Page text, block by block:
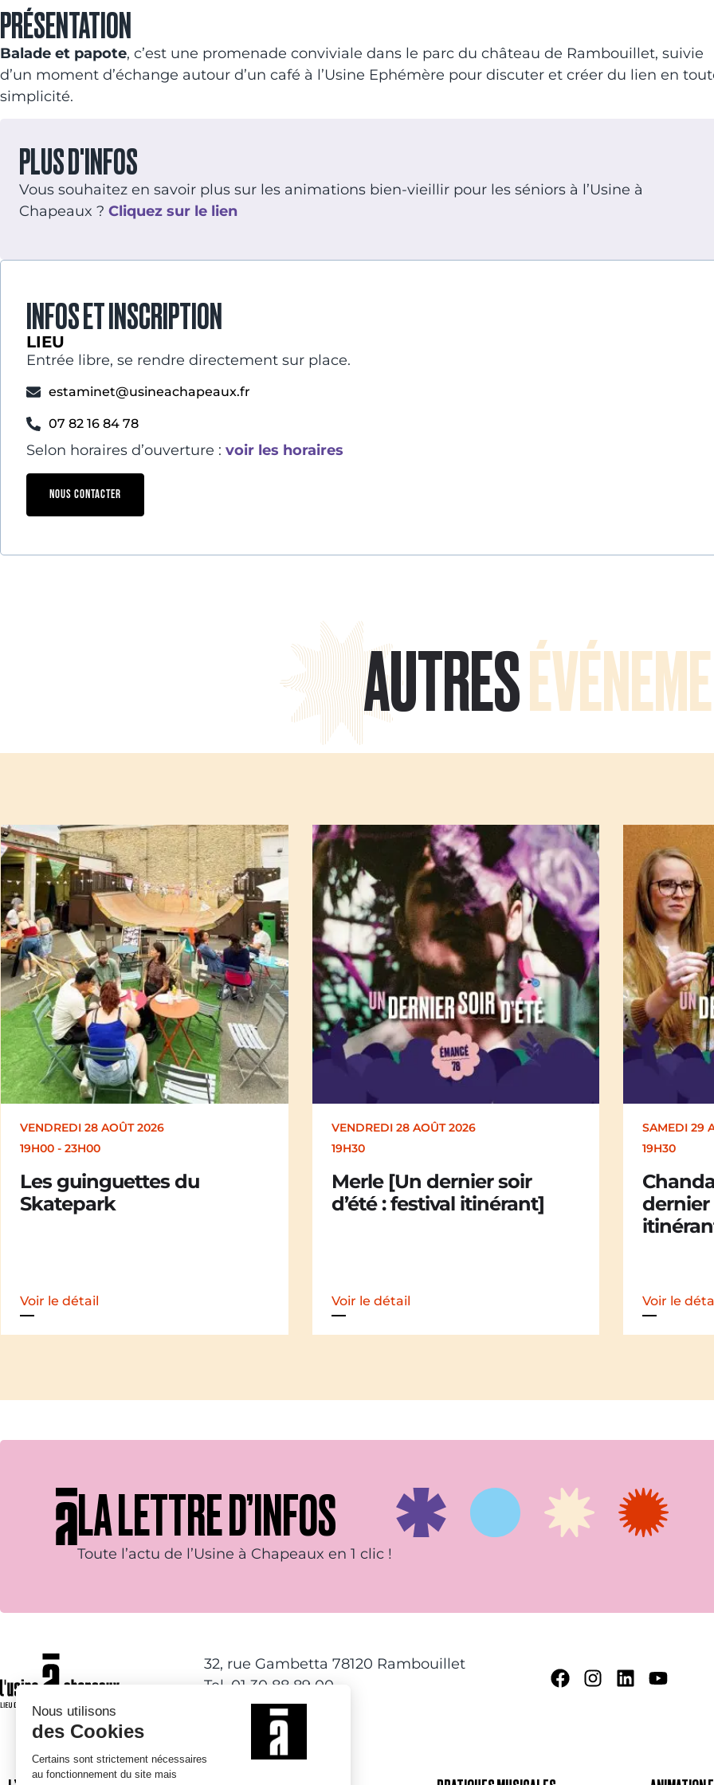
PRÉSENTATION
Balade et papote, c’est une promenade conviviale dans le parc du château de Rambouillet, suivie
d’un moment d’échange autour d’un café à l’Usine Ephémère pour discuter et créer du lien en
simplicité.
PLUS D'INFOS
Vous souhaitez en savoir plus sur les animations bien-vieillir pour les séniors à l’Usine à
Chapeaux ? Cliquez sur le lien
INFOS ET INSCRIPTION
LIEU
Entrée libre, se rendre directement sur place.
estaminet@usineachapeaux.fr
07 82 16 84 78
Selon horaires d’ouverture : voir les horaires
NOUS CONTACTER
AUTRES
VENDREDI 28 AOÛT 2026
19H30
Merle [Un dernier soir
d’été : festival itinérant]
Voir le détail
SAMEDI 29 AOÛT 2026
19H30
Chandail Chandail [Un
dernier soir d’été : festival
Voir le détail
SAMEDI 29
19H30
La
dernier
Voir le
LA LETTRE D’INFOS
Toute l’actu de l’Usine à Chapeaux en 1 clic !
32, rue Gambetta 78120 Rambouillet
Tel. 01 30 88 89 00